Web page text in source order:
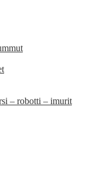
– robotti – imurit